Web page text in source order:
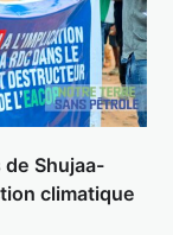
Shujaa-
climatique